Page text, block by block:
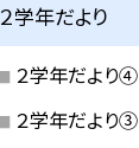
２学年だより
２学年だより④
２学年だより③